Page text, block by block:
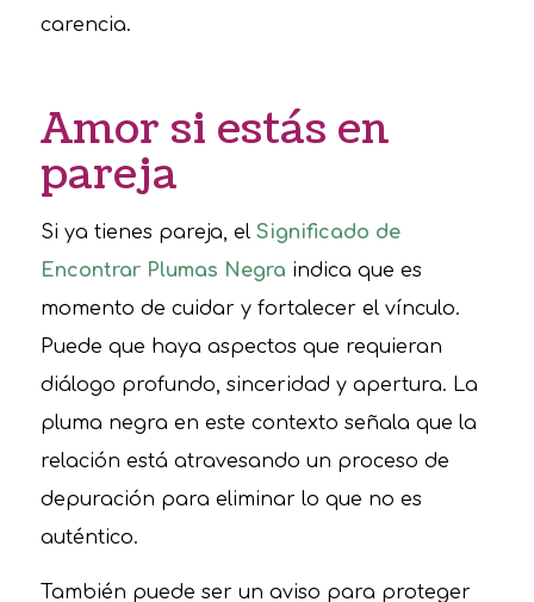
carencia.
Amor si estás en
pareja
Si ya tienes pareja, el Significado de
Encontrar Plumas Negra indica que es
momento de cuidar y fortalecer el vínculo.
Puede que haya aspectos que requieran
diálogo profundo, sinceridad y apertura. La
pluma negra en este contexto señala que la
relación está atravesando un proceso de
depuración para eliminar lo que no es
auténtico.
También puede ser un aviso para proteger